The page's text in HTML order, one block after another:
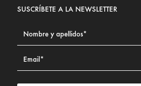
SUSCRÍBETE A LA NEWSLETTER